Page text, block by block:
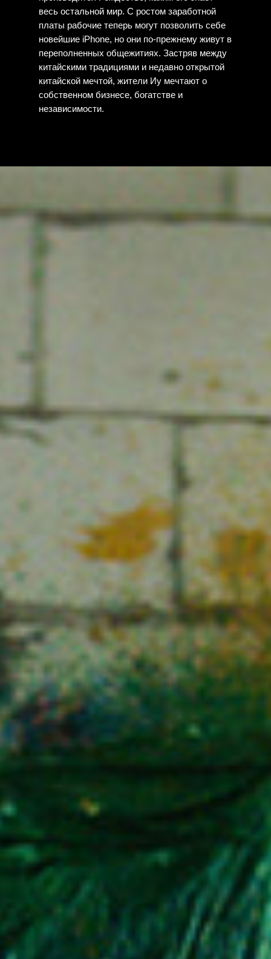
весь остальной мир. С ростом заработной
платы рабочие теперь могут позволить себе
новейшие iPhone, но они по-прежнему живут в
переполненных общежитиях. Застряв между
китайскими традициями и недавно открытой
китайской мечтой, жители Иу мечтают о
собственном бизнесе, богатстве и
независимости.